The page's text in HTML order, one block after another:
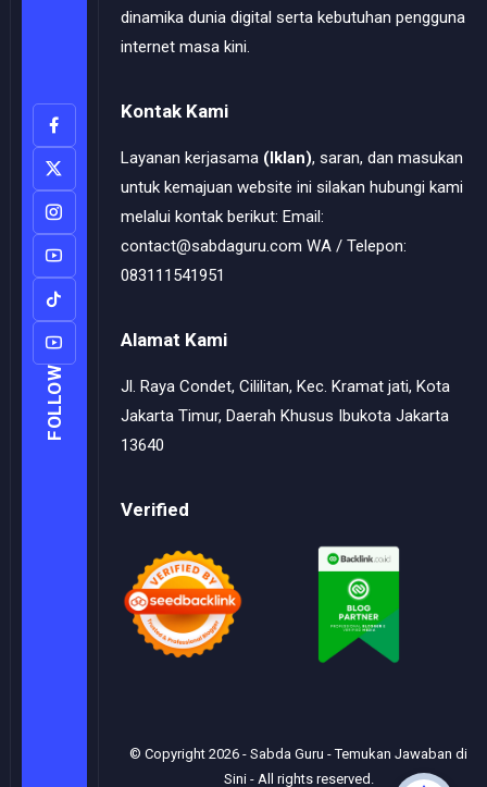
FOLLOW
dinamika dunia digital serta kebutuhan pengguna
internet masa kini.
Kontak Kami
Layanan kerjasama (Iklan), saran, dan masukan
untuk kemajuan website ini silakan hubungi kami
melalui kontak berikut: Email:
contact@sabdaguru.com WA / Telepon:
083111541951
Alamat Kami
Jl. Raya Condet, Cililitan, Kec. Kramat jati, Kota
Jakarta Timur, Daerah Khusus Ibukota Jakarta
13640
Verified
© Copyright2026 -Sabda Guru - Temukan Jawaban di
Sini- All rights reserved.